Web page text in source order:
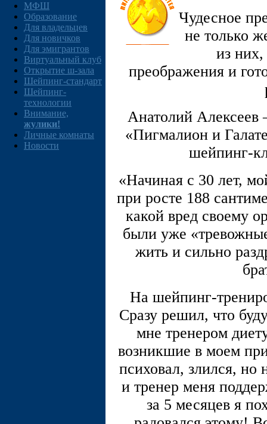
МФШ
Образование
Для владельцев
Для новичков
Для эмигрантов
Виртуальный клуб
Открытие ш-зала
Шейпинг-стандарт
Шейпинг-
технологии
Внимание,
жулики!
Личные комнаты
Новости
Чудесное
не только
из них,
преображения и
Анатолий Алексеев
«Пигмалион и
шейпинг-
«Начиная с 30 лет,
при росте 188
какой вред своему
были уже
жить и сильно
На шейпинг-
Сразу решил, что
мне тренером
возникшие в моем
психовал, злился, но
и тренер меня
за 5 месяцев я